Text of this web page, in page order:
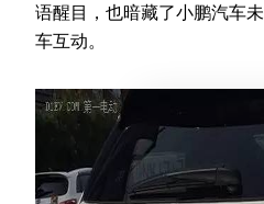
语醒目，也暗藏了小鹏汽车
车互动。